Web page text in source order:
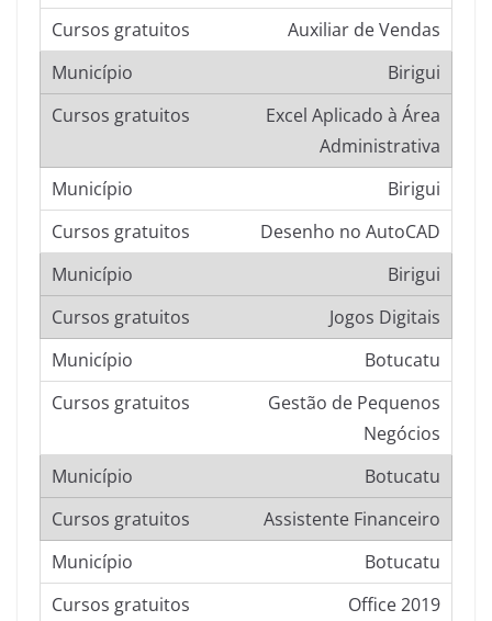
Auxiliar de Vendas
Birigui
Excel Aplicado à Área
Administrativa
Birigui
Desenho no AutoCAD
Birigui
Jogos Digitais
Botucatu
Gestão de Pequenos
Negócios
Botucatu
Assistente Financeiro
Botucatu
Office 2019